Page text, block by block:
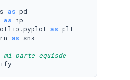
as
as
as
as sns
mi parte equisde